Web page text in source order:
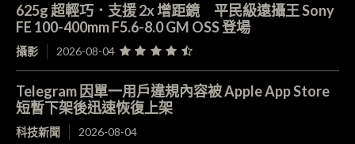
625g 超輕巧．支援 2x 增距鏡 平民級遠攝王 Sony
FE 100-400mm F5.6-8.0 GM OSS 登場
攝影 2026-08-04
Telegram 因單一用戶違規內容被 Apple App Store
短暫下架後迅速恢復上架
科技新聞 2026-08-04